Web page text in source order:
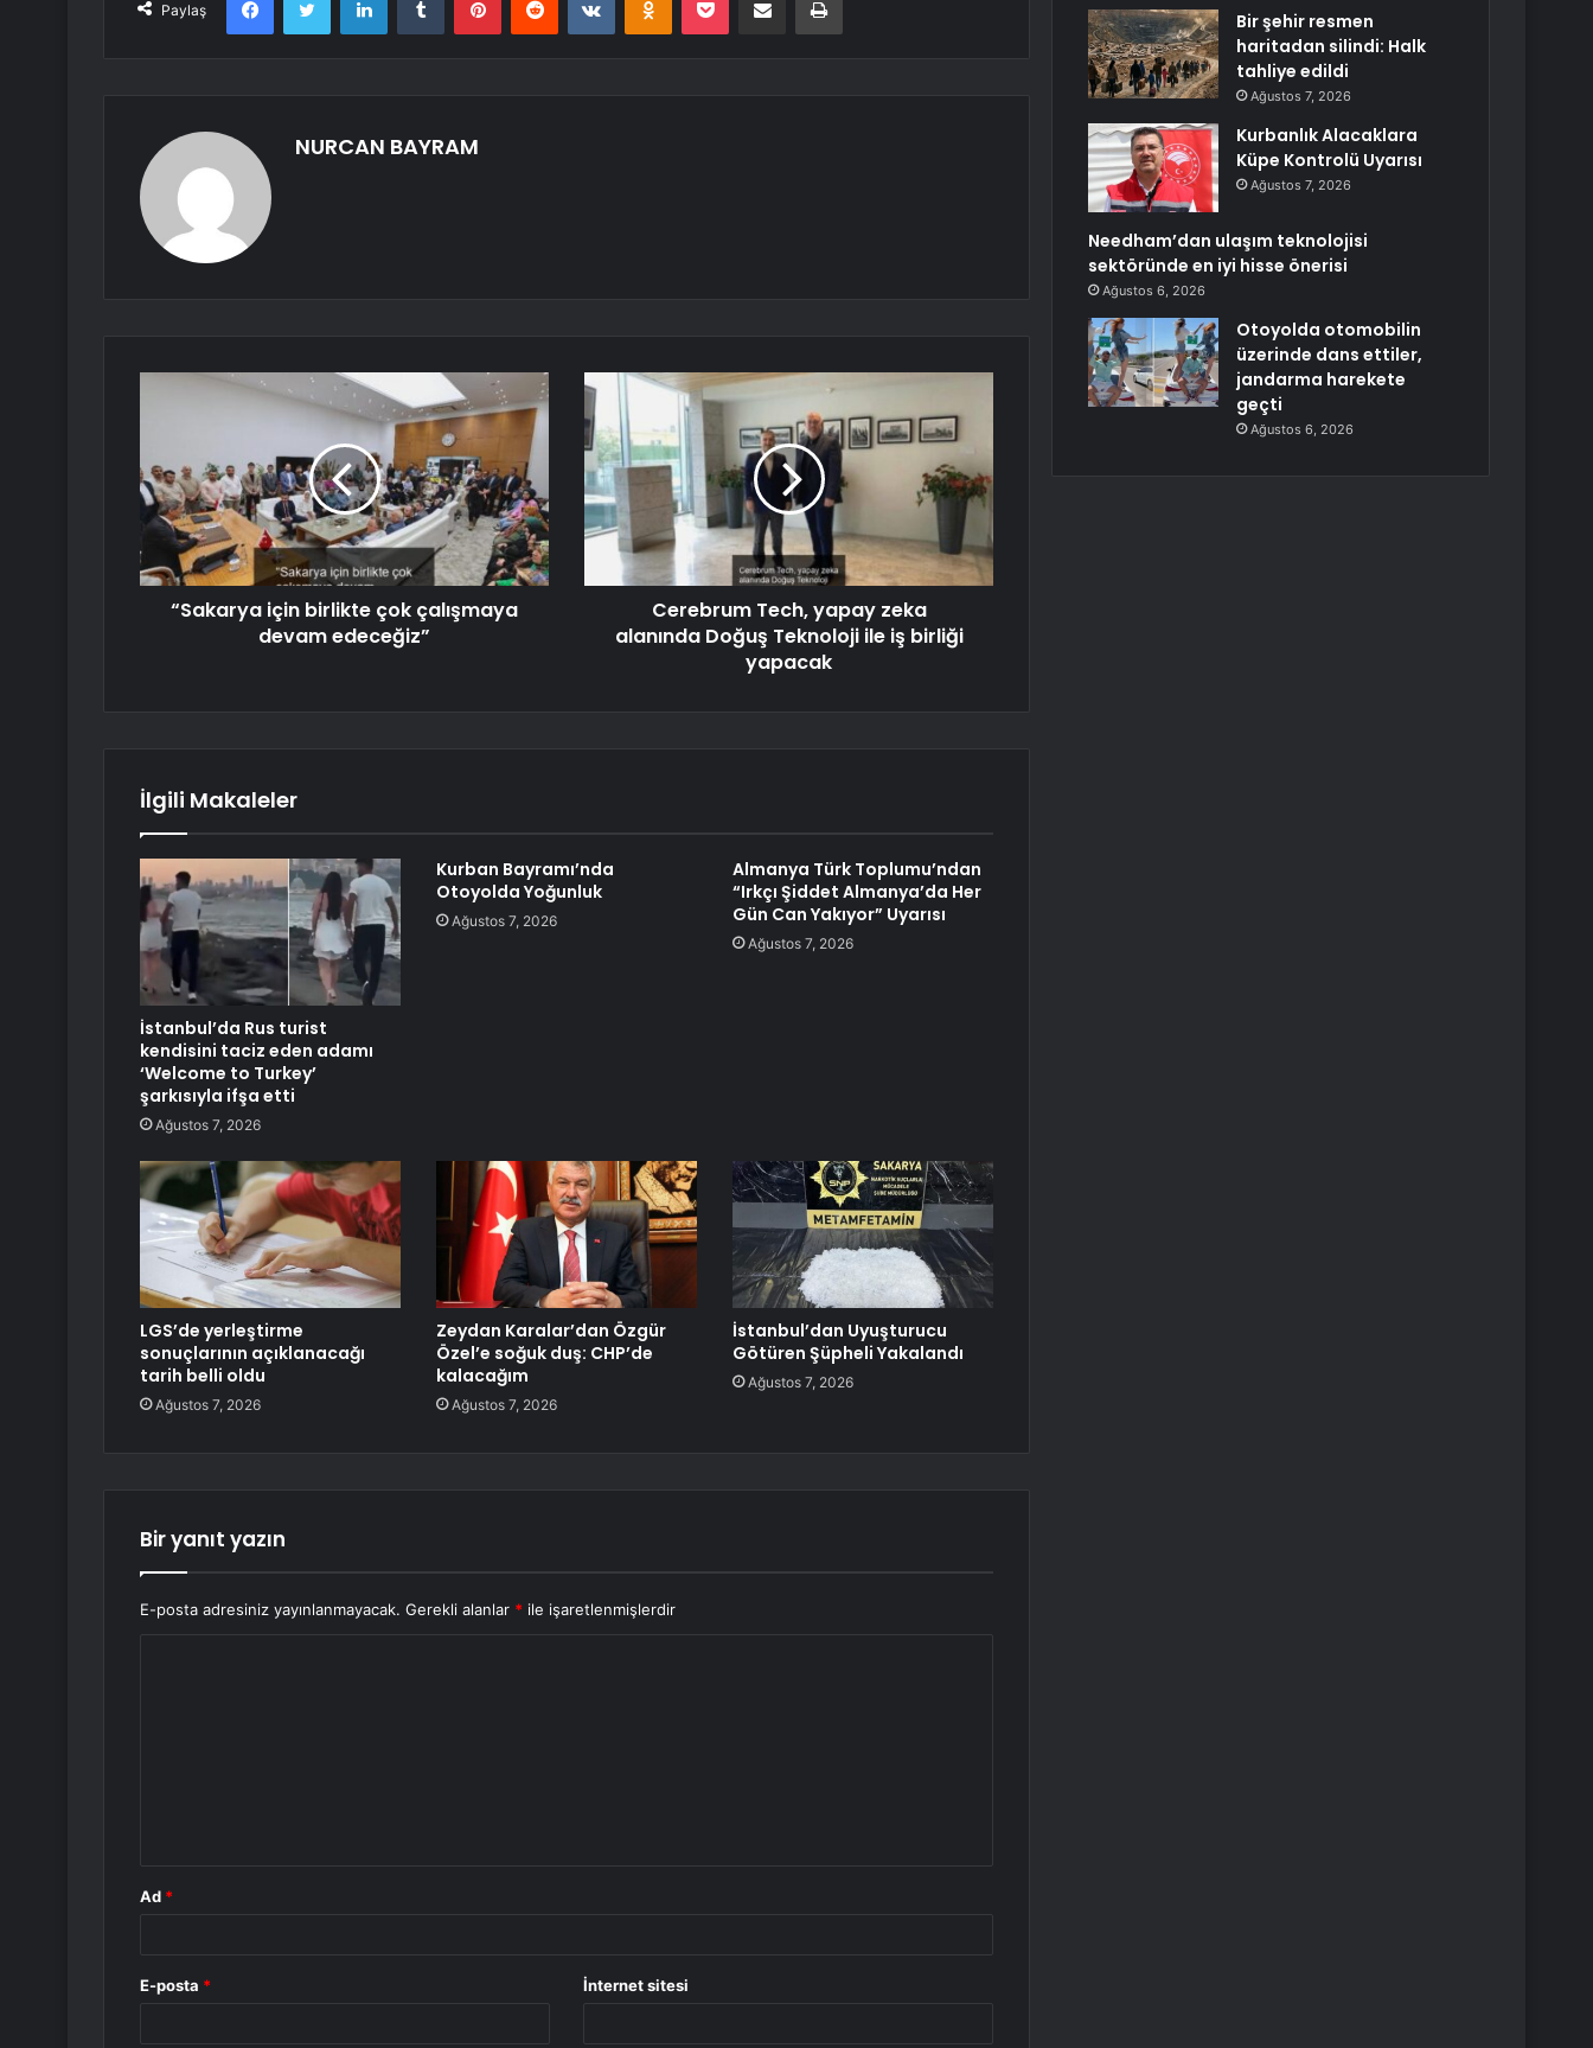
Paylaş
NURCAN BAYRAM
“Sakarya için birlikte çok çalışmaya
devam edeceğiz”
Cerebrum Tech, yapay zeka
alanında Doğuş Teknoloji ile iş birliği
yapacak
İlgili Makaleler
İstanbul’da Rus turist
kendisini taciz eden adamı
‘Welcome to Turkey’
şarkısıyla ifşa etti
Ağustos 7, 2026
Kurban Bayramı’nda
Otoyolda Yoğunluk
Ağustos 7, 2026
Almanya Türk Toplumu’ndan
“Irkçı Şiddet Almanya’da Her
Gün Can Yakıyor” Uyarısı
Ağustos 7, 2026
LGS’de yerleştirme
sonuçlarının açıklanacağı
tarih belli oldu
Ağustos 7, 2026
Zeydan Karalar’dan Özgür
Özel’e soğuk duş: CHP’de
kalacağım
Ağustos 7, 2026
İstanbul’dan Uyuşturucu
Götüren Şüpheli Yakalandı
Ağustos 7, 2026
Bir yanıt yazın
E-posta adresiniz yayınlanmayacak. Gerekli alanlar * ile işaretlenmişlerdir
Ad *
E-posta * İnternet sitesi
Bir şehir resmen
haritadan silindi: Halk
tahliye edildi
Ağustos 7, 2026
Kurbanlık Alacaklara
Küpe Kontrolü Uyarısı
Ağustos 7, 2026
Needham’dan ulaşım teknolojisi
sektöründe en iyi hisse önerisi
Ağustos 6, 2026
Otoyolda otomobilin
üzerinde dans ettiler,
jandarma harekete
geçti
Ağustos 6, 2026